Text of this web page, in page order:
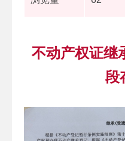
不动产权证继
段